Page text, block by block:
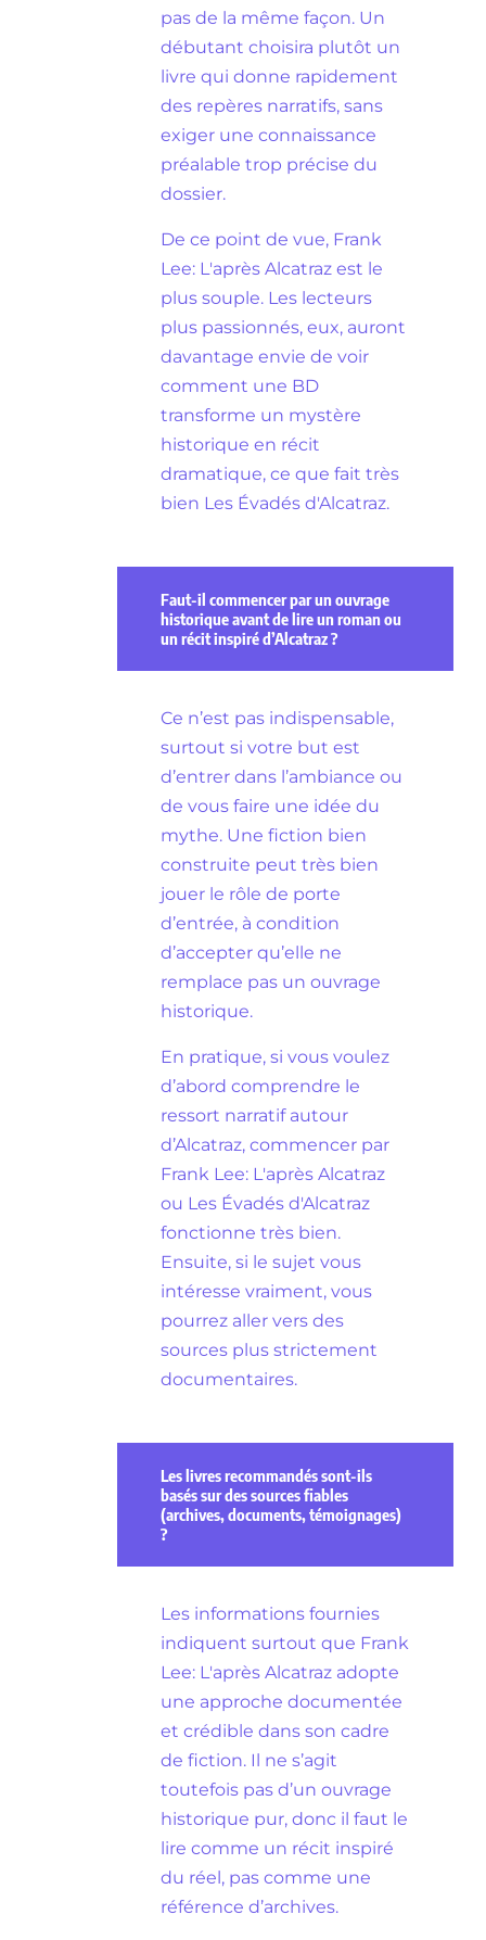
pas de la même façon. Un
débutant choisira plutôt un
livre qui donne rapidement
des repères narratifs, sans
exiger une connaissance
préalable trop précise du
dossier.
De ce point de vue, Frank
Lee: L'après Alcatraz est le
plus souple. Les lecteurs
plus passionnés, eux, auront
davantage envie de voir
comment une BD
transforme un mystère
historique en récit
dramatique, ce que fait très
bien Les Évadés d'Alcatraz.
Faut-il commencer par un ouvrage
historique avant de lire un roman ou
un récit inspiré d’Alcatraz ?
Ce n’est pas indispensable,
surtout si votre but est
d’entrer dans l’ambiance ou
de vous faire une idée du
mythe. Une fiction bien
construite peut très bien
jouer le rôle de porte
d’entrée, à condition
d’accepter qu’elle ne
remplace pas un ouvrage
historique.
En pratique, si vous voulez
d’abord comprendre le
ressort narratif autour
d’Alcatraz, commencer par
Frank Lee: L'après Alcatraz
ou Les Évadés d'Alcatraz
fonctionne très bien.
Ensuite, si le sujet vous
intéresse vraiment, vous
pourrez aller vers des
sources plus strictement
documentaires.
Les livres recommandés sont-ils
basés sur des sources fiables
(archives, documents, témoignages)
?
Les informations fournies
indiquent surtout que Frank
Lee: L'après Alcatraz adopte
une approche documentée
et crédible dans son cadre
de fiction. Il ne s’agit
toutefois pas d’un ouvrage
historique pur, donc il faut le
lire comme un récit inspiré
du réel, pas comme une
référence d’archives.